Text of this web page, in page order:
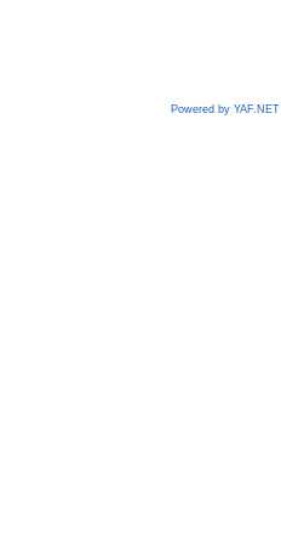
Powered by YAF.NET